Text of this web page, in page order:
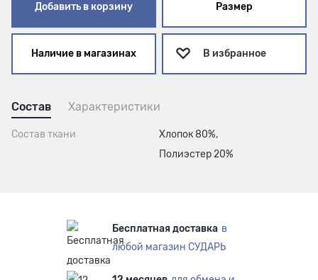
Добавить в корзину Размер
Наличие в магазинах В избранное
Состав Характеристики
Состав ткани
Хлопок 80%,
Полиэстер 20%
Бесплатная доставка в
любой магазин СУДАРЬ